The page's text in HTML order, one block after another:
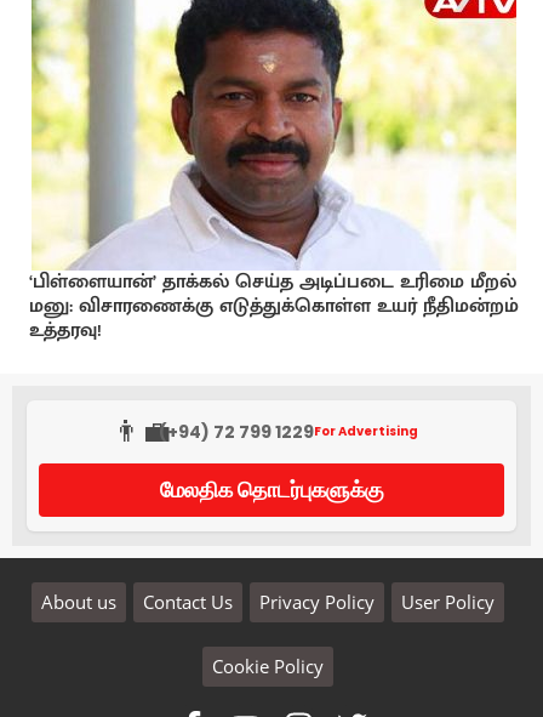
‘பிள்ளையான்’ தாக்கல் செய்த அடிப்படை உரிமை மீறல்
மனு: விசாரணைக்கு எடுத்துக்கொள்ள உயர் நீதிமன்றம்
உத்தரவு!
👨‍💼(+94) 72 799 1229For Advertising
மேலதிக தொடர்புகளுக்கு
About us Contact Us Privacy Policy User Policy
Cookie Policy